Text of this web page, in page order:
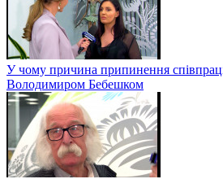
У чому причина припинення
Володимиром Бебешком